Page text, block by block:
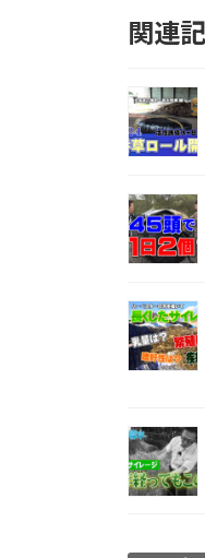
関連